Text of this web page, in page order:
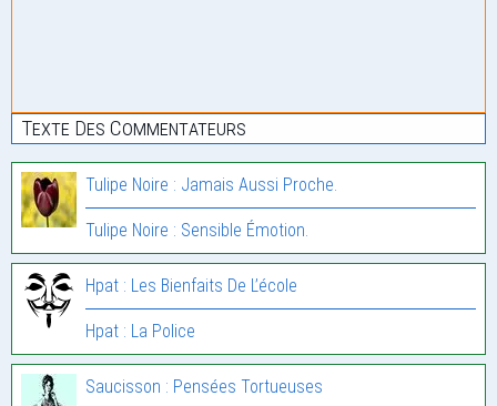
Texte Des Commentateurs
Tulipe Noire : Jamais Aussi Proche.
Tulipe Noire : Sensible Émotion.
Hpat : Les Bienfaits De L’école
Hpat : La Police
Saucisson : Pensées Tortueuses